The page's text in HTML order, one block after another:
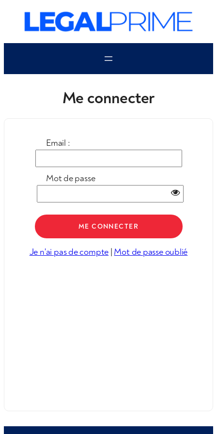
contenu
Me connecter
Email :
Mot de passe
Je n'ai pas de compte | Mot de passe oublié